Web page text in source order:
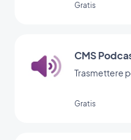
Gratis
CMS
Trasmettere
Gratis